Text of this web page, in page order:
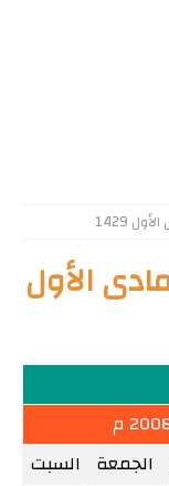
1429
الأول
الجمعة السبت